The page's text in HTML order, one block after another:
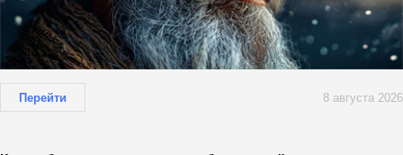
Перейти 8 августа 2026